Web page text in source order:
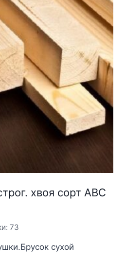
хвоя сорт АВС
73
сухой